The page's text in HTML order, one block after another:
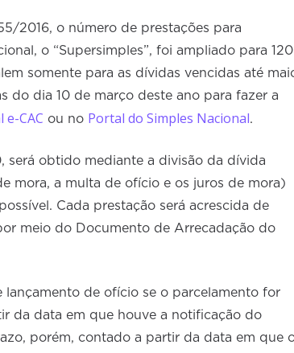
2016, o número de prestações para
o “Supersimples”, foi ampliado para 120
somente para as dívidas vencidas até
do dia 10 de março deste ano para fazer a
e-CAC ou no Portal do Simples Nacional.
será obtido mediante a divisão da dívida
mora, a multa de ofício e os juros de mora)
Cada prestação será acrescida de
meio do Documento de Arrecadação do
de ofício se o parcelamento for
da data em que houve a notificação do
porém, contado a partir da data em que